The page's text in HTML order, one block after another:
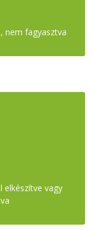
nem fagyasztva
elkészítve vagy